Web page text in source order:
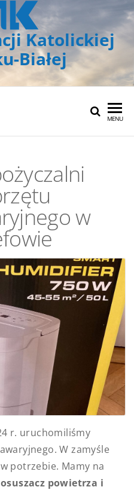
Katolickiej
Białej
MENU
w
r. uruchomiliśmy
W zamyśle
potrzebie. Mamy na
osuszacz powietrza i